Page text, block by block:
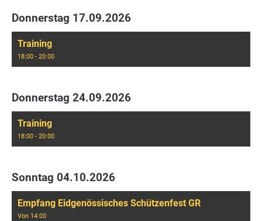
Donnerstag 17.09.2026
Training
18:00 - 20:00
Donnerstag 24.09.2026
Training
18:00 - 20:00
Sonntag 04.10.2026
Empfang Eidgenössisches Schützenfest GR
Von 14:00